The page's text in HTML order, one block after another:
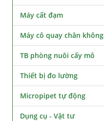
Máy cất đạm
Máy cô quay chân không
TB phòng nuôi cấy mô
Thiết bị đo lường
Micropipet tự động
Dụng cụ - Vật tư